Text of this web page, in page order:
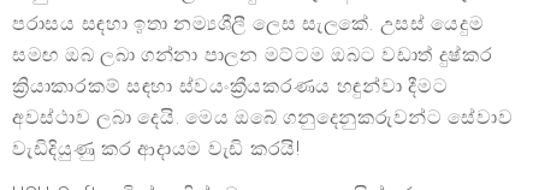
පරාසය සඳහා ඉතා නම්‍යශීලී ලෙස සැලකේ. උසස් යෙදුම
සමඟ ඔබ ලබා ගන්නා පාලන මට්ටම ඔබට වඩාත් දුෂ්කර
ක්‍රියාකාරකම් සඳහා ස්වයංක්‍රීයකරණය හඳුන්වා දීමට
අවස්ථාව ලබා දෙයි. මෙය ඔබේ ගනුදෙනුකරුවන්ට සේවාව
වැඩිදියුණු කර ආදායම වැඩි කරයි!